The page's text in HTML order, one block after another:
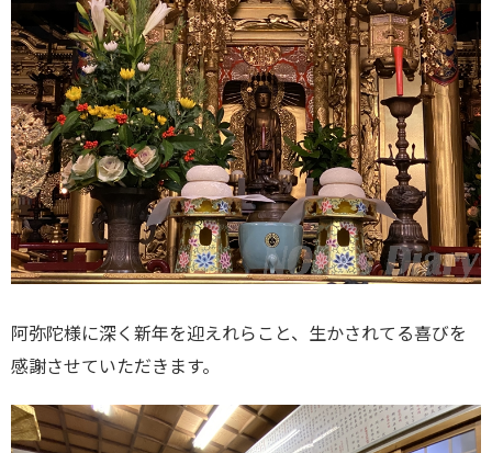
阿弥陀様に深く新年を迎えれらこと、生かされてる喜びを
感謝させていただきます。